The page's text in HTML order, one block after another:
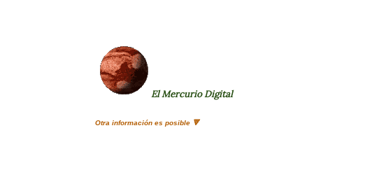
El Mercurio Digital
Otra información es posible 🔻